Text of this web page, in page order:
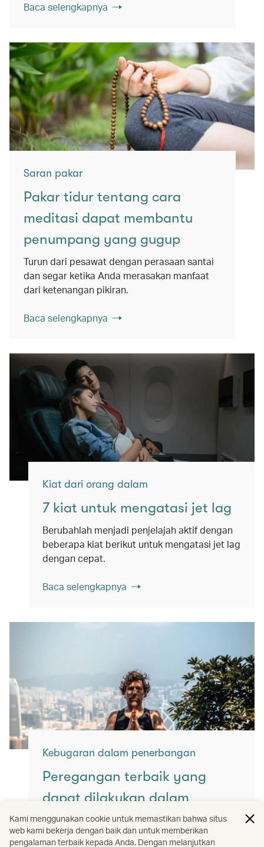
Baca selengkapnya
Saran pakar
Pakar tidur tentang cara
meditasi dapat membantu
penumpang yang gugup
Turun dari pesawat dengan perasaan santai
dan segar ketika Anda merasakan manfaat
dari ketenangan pikiran.
Baca selengkapnya
Kiat dari orang dalam
7 kiat untuk mengatasi jet lag
Berubahlah menjadi penjelajah aktif dengan
beberapa kiat berikut untuk mengatasi jet lag
dengan cepat.
Baca selengkapnya
Kebugaran dalam penerbangan
Peregangan terbaik yang
dapat dilakukan dalam
penerbangan
Tetaplah bergerak dengan gerakan
Kami menggunakan cookie untuk memastikan bahwa situs
web kami bekerja dengan baik dan untuk memberikan
pengalaman terbaik kepada Anda. Dengan melanjutkan